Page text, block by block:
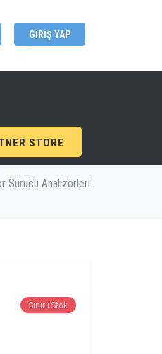
GIRIŞ YAP
STORE
Sürücü Analizörleri
Sınırlı Stok